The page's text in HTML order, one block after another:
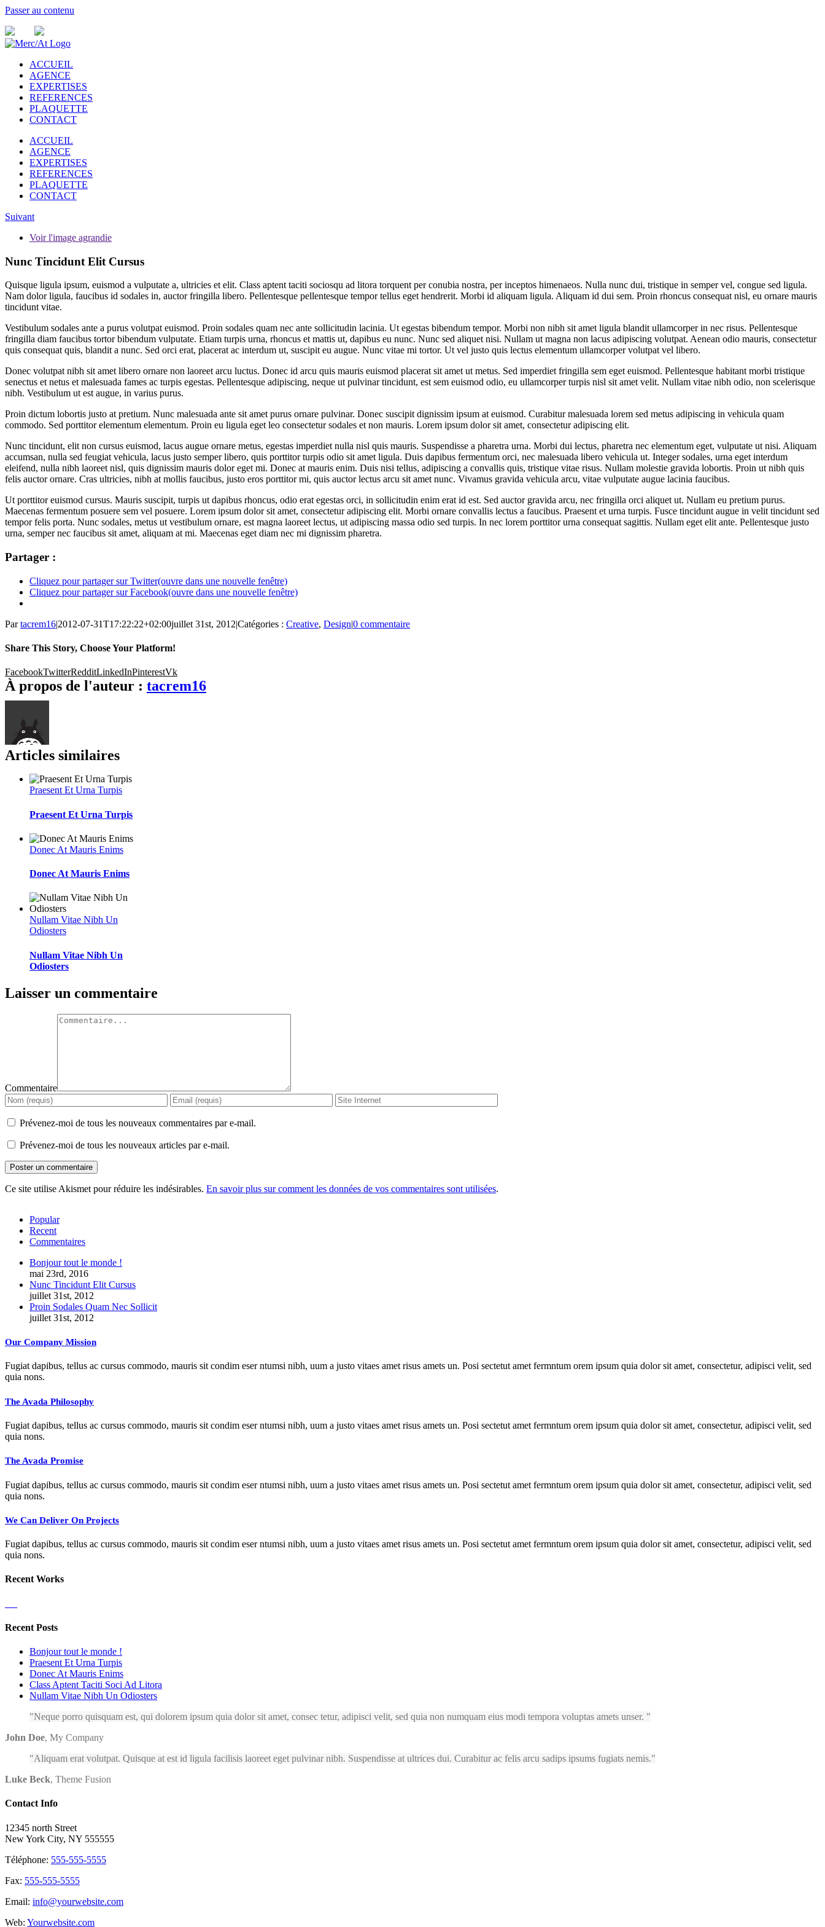
Passer au contenu
ACCUEIL
AGENCE
EXPERTISES
REFERENCES
PLAQUETTE
CONTACT
ACCUEIL
AGENCE
EXPERTISES
REFERENCES
PLAQUETTE
CONTACT
Suivant
Voir l'image agrandie
Nunc Tincidunt Elit Cursus
Quisque ligula ipsum, euismod a vulputate a, ultricies et elit. Class aptent taciti sociosqu ad litora torquent per conubia nostra, per inceptos himenaeos. Nulla nunc dui, tristique in semper vel, congue sed ligula.
Nam dolor ligula, faucibus id sodales in, auctor fringilla libero. Pellentesque pellentesque tempor tellus eget hendrerit. Morbi id aliquam ligula. Aliquam id dui sem. Proin rhoncus consequat nisl, eu ornare mauris
tincidunt vitae.
Vestibulum sodales ante a purus volutpat euismod. Proin sodales quam nec ante sollicitudin lacinia. Ut egestas bibendum tempor. Morbi non nibh sit amet ligula blandit ullamcorper in nec risus. Pellentesque
fringilla diam faucibus tortor bibendum vulputate. Etiam turpis urna, rhoncus et mattis ut, dapibus eu nunc. Nunc sed aliquet nisi. Nullam ut magna non lacus adipiscing volutpat. Aenean odio mauris, consectetur
quis consequat quis, blandit a nunc. Sed orci erat, placerat ac interdum ut, suscipit eu augue. Nunc vitae mi tortor. Ut vel justo quis lectus elementum ullamcorper volutpat vel libero.
Donec volutpat nibh sit amet libero ornare non laoreet arcu luctus. Donec id arcu quis mauris euismod placerat sit amet ut metus. Sed imperdiet fringilla sem eget euismod. Pellentesque habitant morbi tristique
senectus et netus et malesuada fames ac turpis egestas. Pellentesque adipiscing, neque ut pulvinar tincidunt, est sem euismod odio, eu ullamcorper turpis nisl sit amet velit. Nullam vitae nibh odio, non scelerisque
nibh. Vestibulum ut est augue, in varius purus.
Proin dictum lobortis justo at pretium. Nunc malesuada ante sit amet purus ornare pulvinar. Donec suscipit dignissim ipsum at euismod. Curabitur malesuada lorem sed metus adipiscing in vehicula quam
commodo. Sed porttitor elementum elementum. Proin eu ligula eget leo consectetur sodales et non mauris. Lorem ipsum dolor sit amet, consectetur adipiscing elit.
Nunc tincidunt, elit non cursus euismod, lacus augue ornare metus, egestas imperdiet nulla nisl quis mauris. Suspendisse a pharetra urna. Morbi dui lectus, pharetra nec elementum eget, vulputate ut nisi. Aliquam
accumsan, nulla sed feugiat vehicula, lacus justo semper libero, quis porttitor turpis odio sit amet ligula. Duis dapibus fermentum orci, nec malesuada libero vehicula ut. Integer sodales, urna eget interdum
eleifend, nulla nibh laoreet nisl, quis dignissim mauris dolor eget mi. Donec at mauris enim. Duis nisi tellus, adipiscing a convallis quis, tristique vitae risus. Nullam molestie gravida lobortis. Proin ut nibh quis
felis auctor ornare. Cras ultricies, nibh at mollis faucibus, justo eros porttitor mi, quis auctor lectus arcu sit amet nunc. Vivamus gravida vehicula arcu, vitae vulputate augue lacinia faucibus.
Ut porttitor euismod cursus. Mauris suscipit, turpis ut dapibus rhoncus, odio erat egestas orci, in sollicitudin enim erat id est. Sed auctor gravida arcu, nec fringilla orci aliquet ut. Nullam eu pretium purus.
Maecenas fermentum posuere sem vel posuere. Lorem ipsum dolor sit amet, consectetur adipiscing elit. Morbi ornare convallis lectus a faucibus. Praesent et urna turpis. Fusce tincidunt augue in velit tincidunt sed
tempor felis porta. Nunc sodales, metus ut vestibulum ornare, est magna laoreet lectus, ut adipiscing massa odio sed turpis. In nec lorem porttitor urna consequat sagittis. Nullam eget elit ante. Pellentesque justo
urna, semper nec faucibus sit amet, aliquam at mi. Maecenas eget diam nec mi dignissim pharetra.
Partager :
Cliquez pour partager sur Twitter(ouvre dans une nouvelle fenêtre)
Cliquez pour partager sur Facebook(ouvre dans une nouvelle fenêtre)
Partacrem16|2012-07-31T17:22:22+02:00juillet 31st, 2012|Catégories : Creative, Design|0 commentaire
Share This Story, Choose Your Platform!
FacebookTwitterRedditLinkedInPinterestVk
À propos de l'auteur : tacrem16
Articles similaires
Praesent Et Urna Turpis
Praesent Et Urna Turpis
Donec At Mauris Enims
Donec At Mauris Enims
Nullam Vitae Nibh Un
Odiosters
Nullam Vitae Nibh Un
Odiosters
Laisser un commentaire
Commentaire
Prévenez-moi de tous les nouveaux commentaires par e-mail.
Prévenez-moi de tous les nouveaux articles par e-mail.
Ce site utilise Akismet pour réduire les indésirables. En savoir plus sur comment les données de vos commentaires sont utilisées.
Popular
Recent
Commentaires
Bonjour tout le monde !
mai 23rd, 2016
Nunc Tincidunt Elit Cursus
juillet 31st, 2012
Proin Sodales Quam Nec Sollicit
juillet 31st, 2012
Our Company Mission
Fugiat dapibus, tellus ac cursus commodo, mauris sit condim eser ntumsi nibh, uum a justo vitaes amet risus amets un. Posi sectetut amet fermntum orem ipsum quia dolor sit amet, consectetur, adipisci velit, sed
quia nons.
The Avada Philosophy
Fugiat dapibus, tellus ac cursus commodo, mauris sit condim eser ntumsi nibh, uum a justo vitaes amet risus amets un. Posi sectetut amet fermntum orem ipsum quia dolor sit amet, consectetur, adipisci velit, sed
quia nons.
The Avada Promise
Fugiat dapibus, tellus ac cursus commodo, mauris sit condim eser ntumsi nibh, uum a justo vitaes amet risus amets un. Posi sectetut amet fermntum orem ipsum quia dolor sit amet, consectetur, adipisci velit, sed
quia nons.
We Can Deliver On Projects
Fugiat dapibus, tellus ac cursus commodo, mauris sit condim eser ntumsi nibh, uum a justo vitaes amet risus amets un. Posi sectetut amet fermntum orem ipsum quia dolor sit amet, consectetur, adipisci velit, sed
quia nons.
Recent Works
Recent Posts
Bonjour tout le monde !
Praesent Et Urna Turpis
Donec At Mauris Enims
Class Aptent Taciti Soci Ad Litora
Nullam Vitae Nibh Un Odiosters
Neque porro quisquam est, qui dolorem ipsum quia dolor sit amet, consec tetur, adipisci velit, sed quia non numquam eius modi tempora voluptas amets unser.
John Doe, My Company
Aliquam erat volutpat. Quisque at est id ligula facilisis laoreet eget pulvinar nibh. Suspendisse at ultrices dui. Curabitur ac felis arcu sadips ipsums fugiats nemis.
Luke Beck, Theme Fusion
Contact Info
12345 north Street
New York City, NY 555555
Téléphone: 555-555-5555
Fax: 555-555-5555
Email: info@yourwebsite.com
Web: Yourwebsite.com